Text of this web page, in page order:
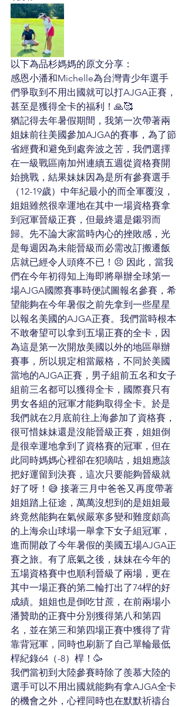
以下為品杉媽媽的原文分享：
感恩小潘和Michelle為台灣青少年選手
們爭取到不用出國就可以打AJGA正賽，
甚至是獲得全卡的福利！🙏🥰
猶記得去年暑假期間，我第一次帶著兩
姐妹前往美國參加AJGA的賽事，為了節
省經費和避免到處奔波之苦，我們選擇
在一級戰區南加州連續五週從資格賽開
始挑戰，結果妹妹因為是所有參賽選手
（12-19歲）中年紀最小的而全軍覆沒，
姐姐雖然很幸運地在其中一場資格賽拿
到冠軍晉級正賽，但最終還是鎩羽而
歸。先不論大家當時內心的挫敗感，光
是每週因為未能晉級而必需改訂搬遷飯
店就已經令人頭疼不已！😣 因此，當我
們在今年初得知上海即將舉辦全球第一
場AJGA國際賽事時便試圖報名參賽，希
望能夠在今年暑假之前先拿到一些星星
以報名美國的AJGA正賽。我們當時根本
不敢奢望可以拿到五場正賽的全卡，因
為這是第一次開放美國以外的地區舉辦
賽事，所以規定相當嚴格，不同於美國
當地的AJGA正賽，男子組前五名和女子
組前三名都可以獲得全卡，國際賽只有
男女各組的冠軍才能夠取得全卡。於是
我們就在2月底前往上海參加了資格賽，
很可惜妹妹還是沒能晉級正賽，姐姐倒
是很幸運地拿到了資格賽的冠軍，但在
此同時媽媽心裡卻在犯嘀咕，姐姐應該
把好運留到決賽，這次只要能夠晉級就
好了呀！😅 接著三月中爸爸又再度帶著
姐姐踏上征途，萬萬沒想到的是姐姐最
終竟然能夠在氣候嚴寒多變和難度頗高
的上海佘山球場一舉拿下女子組冠軍，
進而開啟了今年暑假的美國五場AJGA正
賽之旅。有了底氣之後，妹妹在今年的
五場資格賽中也順利晉級了兩場，更在
其中一場正賽的第二輪打出了74桿的好
成績。姐姐也是倒吃甘蔗，在前兩場小
潘贊助的正賽中分別獲得第八和第四
名，並在第三和第四場正賽中獲得了背
靠背冠軍，同時也刷新了自己單輪最低
桿紀錄64（-8）桿！🥳
我們當初到大陸參賽時除了羨慕大陸的
選手可以不用出國就能夠有拿AJGA全卡
的機會之外，心裡同時也在默默祈禱台